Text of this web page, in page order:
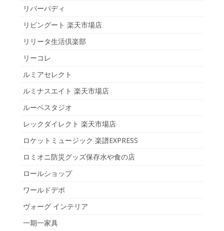
リバーパディ
リビングート 楽天市場店
リリータ生活倶楽部
リーコレ
ルミアセレクト
ルミナスエイト 楽天市場店
ルーペスタジオ
レックダイレクト 楽天市場店
ロケットミュージック 楽譜EXPRESS
ロミオニ防災グッズ保存水や食の店
ロールショップ
ワールドデポ
ヴォーグ インテリア
一期一家具